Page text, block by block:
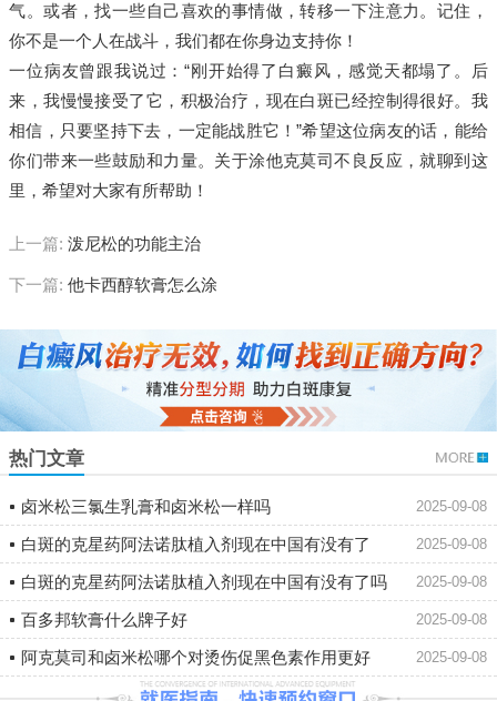
气。或者，找一些自己喜欢的事情做，转移一下注意力。记住，
你不是一个人在战斗，我们都在你身边支持你！
一位病友曾跟我说过：“刚开始得了白癜风，感觉天都塌了。后
来，我慢慢接受了它，积极治疗，现在白斑已经控制得很好。我
相信，只要坚持下去，一定能战胜它！”希望这位病友的话，能给
你们带来一些鼓励和力量。关于涂他克莫司不良反应，就聊到这
里，希望对大家有所帮助！
上一篇:泼尼松的功能主治
下一篇:他卡西醇软膏怎么涂
热门文章
卤米松三氯生乳膏和卤米松一样吗 2025-09-08
白斑的克星药阿法诺肽植入剂现在中国有没有了 2025-09-08
白斑的克星药阿法诺肽植入剂现在中国有没有了吗 2025-09-08
百多邦软膏什么牌子好 2025-09-08
阿克莫司和卤米松哪个对烫伤促黑色素作用更好 2025-09-08